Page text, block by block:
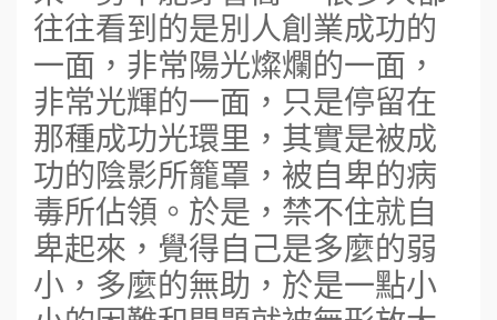
往往看到的是別人創業成功的
一面，非常陽光燦爛的一面，
非常光輝的一面，只是停留在
那種成功光環里，其實是被成
功的陰影所籠罩，被自卑的病
毒所佔領。於是，禁不住就自
卑起來，覺得自己是多麼的弱
小，多麼的無助，於是一點小